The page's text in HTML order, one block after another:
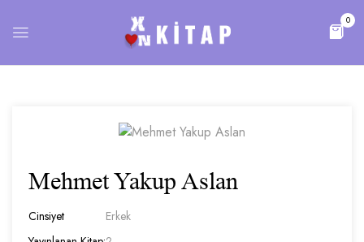
0
Mehmet Yakup Aslan
Cinsiyet
Erkek